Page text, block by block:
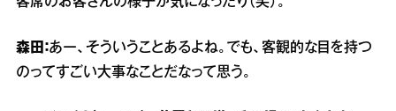
客席のお客さんの様子が気になったり（笑）。
森田：あー、そういうことあるよね。でも、客観的な目を持つ
のってすごい大事なことだなって思う。